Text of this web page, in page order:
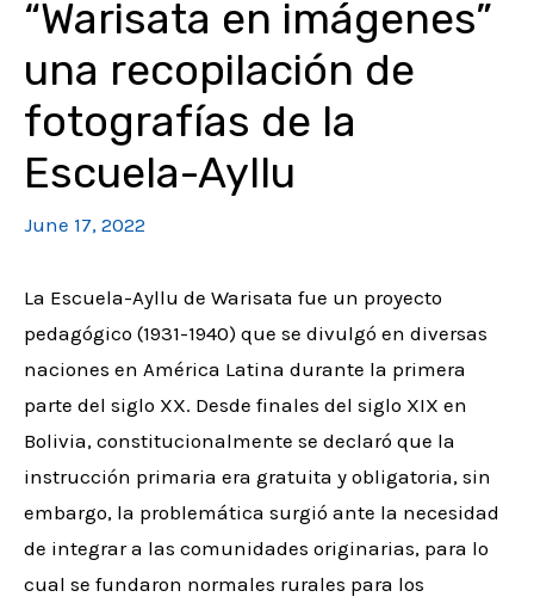
“Warisata en imágenes”
una recopilación de
fotografías de la
Escuela-Ayllu
June 17, 2022
La Escuela-Ayllu de Warisata fue un proyecto
pedagógico (1931-1940) que se divulgó en diversas
naciones en América Latina durante la primera
parte del siglo XX. Desde finales del siglo XIX en
Bolivia, constitucionalmente se declaró que la
instrucción primaria era gratuita y obligatoria, sin
embargo, la problemática surgió ante la necesidad
de integrar a las comunidades originarias, para lo
cual se fundaron normales rurales para los